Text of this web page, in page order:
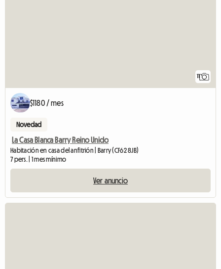
11
$1180 / mes
Novedad
La Casa Blanca Barry Reino Unido
Habitación en casa del anfitrión | Barry (CF62 8JB)
7 pers. | 1 mes mínimo
Ver anuncio